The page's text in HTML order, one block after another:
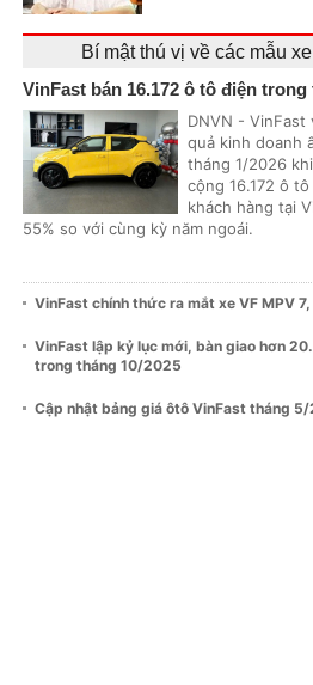
Bí mật thú vị về các mẫu
VinFast bán 16.172 ô tô điện trong
DNVN -
quả kinh doanh
tháng 1/2026
cộng 16.172 ô
khách hàng tại
55% so với cùng kỳ năm ngoái.
VinFast chính thức ra mắt xe VF MPV
VinFast lập kỷ lục mới, bàn giao hơn
trong tháng 10/2025
Cập nhật bảng giá ôtô VinFast tháng